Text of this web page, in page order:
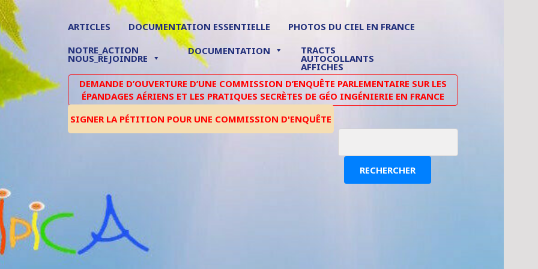
ARTICLES DOCUMENTATION ESSENTIELLE
PHOTOS DU CIEL EN FRANCE
NOTRE_ACTION
NOUS_REJOINDRE
DOCUMENTATION TRACTS
AUTOCOLLANTS
AFFICHES
DEMANDE D’OUVERTURE D’UNE COMMISSION D’ENQUÊTE PARLEMENTAIRE SUR LES
ÉPANDAGES AÉRIENS ET LES PRATIQUES SECRÈTES DE GÉO INGÉNIERIE EN FRANCE
SIGNER LA PÉTITION POUR UNE COMMISSION D'ENQUÊTE
RECHERCHER